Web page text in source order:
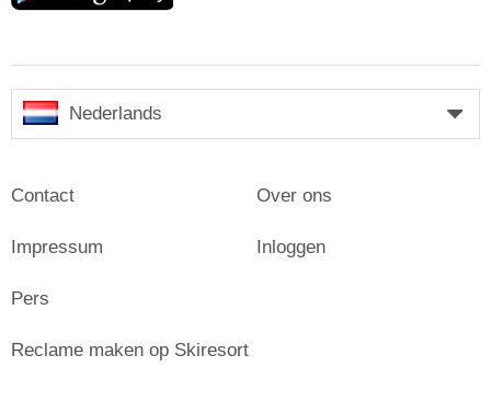
Nederlands
Contact
Impressum
Pers
Over ons
Inloggen
Reclame maken op Skiresort